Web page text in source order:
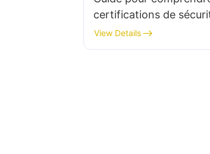
certifications de
alimentations PC
View Details